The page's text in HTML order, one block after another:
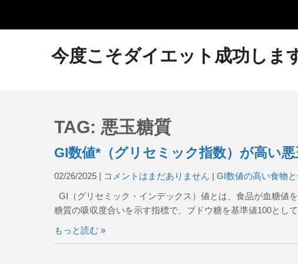
今度こそダイエット成功しま
TAG: 悪玉糖質
GI数値*（グリセミック指数）が高い
02/26/2025 | コメントはまだありません | GI数値の高い食物
GI（グリセミック・インデックス）値とは、食品が血糖値
糖質の吸収度合いを示す指標で、ブドウ糖を基準値100と
もっと読む »